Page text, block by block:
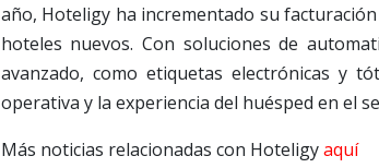
año, Hoteligy ha incrementado su
hoteles nuevos. Con soluciones de
avanzado, como etiquetas electrónicas y
operativa y la experiencia del huésped en el
Más noticias relacionadas con Hoteligyaquí